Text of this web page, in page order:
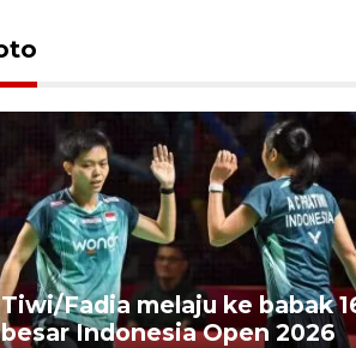
Tiwi/Fadia melaju ke babak
besar Indonesia Open 2026